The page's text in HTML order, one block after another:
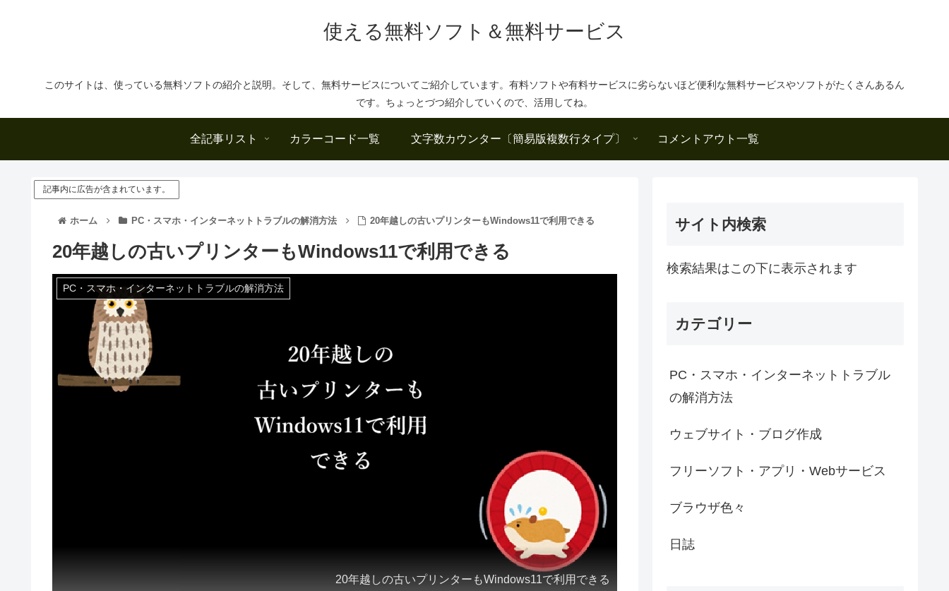
使える無料ソフト＆無料サービス
このサイトは、使っている無料ソフトの紹介と説明。そして、無料サービスについてご紹介しています。有料ソフトや有料サービスに劣らないほど便利な無料サービスやソフトがたくさんあるん
です。ちょっとづつ紹介していくので、活用してね。
全記事リスト カラーコード一覧 文字数カウンター〔簡易版複数行タイプ〕 コメントアウト一覧
記事内に広告が含まれています。
ホーム PC・スマホ・インターネットトラブルの解消方法 20年越しの古いプリンターもWindows11で利用できる
20年越しの古いプリンターもWindows11で利用できる
PC・スマホ・インターネットトラブルの解消方法
20年越しの古いプリンターもWindows11で利用できる
サイト内検索
検索結果はこの下に表示されます
カテゴリー
PC・スマホ・インターネットトラブル
の解消方法
ウェブサイト・ブログ作成
フリーソフト・アプリ・Webサービス
ブラウザ色々
日誌